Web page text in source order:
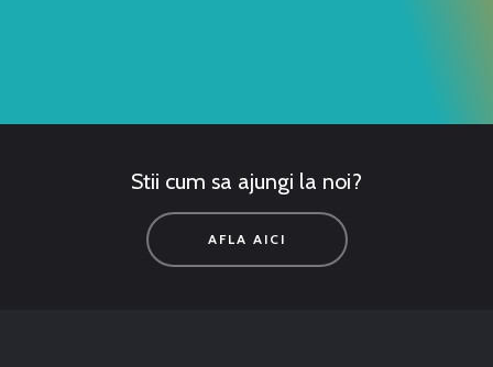
Stii cum sa ajungi la noi?
AFLA AICI